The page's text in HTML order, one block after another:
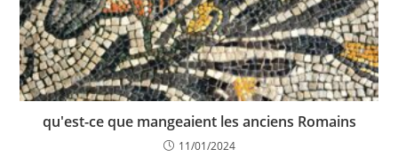
qu'est-ce que mangeaient les anciens Romains
11/01/2024